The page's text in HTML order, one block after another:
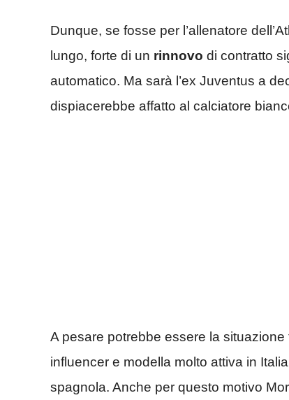
Dunque, se fosse per l’allenatore
lungo, forte di un rinnovo di contratto
automatico. Ma sarà l’ex Juventus a
dispiacerebbe affatto al calciatore
A pesare potrebbe essere la situazione
influencer e modella molto attiva in
spagnola. Anche per questo motivo